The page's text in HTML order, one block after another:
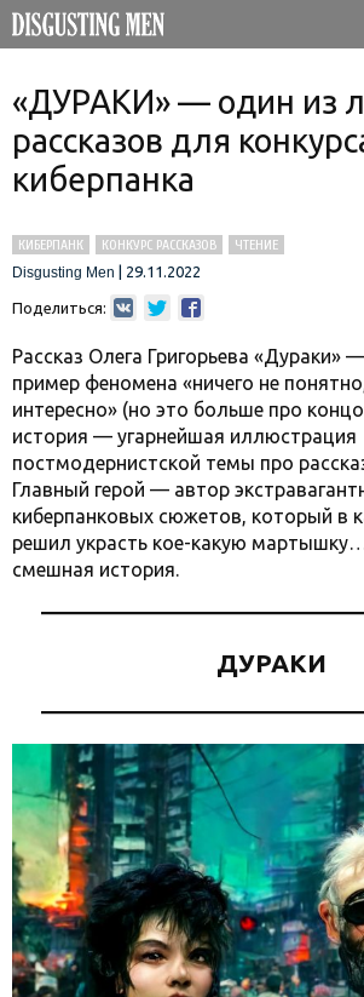
«ДУРАКИ» — один из
рассказов для
киберпанка
КИБЕРПАНК КОНКУРС РАССКАЗОВ
ЧТЕНИЕ
Disgusting Men
29.11.2022
Поделиться:
Рассказ Олега Григорьева «Дураки»
пример феномена «ничего не
интересно» (но это больше про
история — угарнейшая иллюстрация
постмодернистской темы про
Главный герой — автор
киберпанковых сюжетов, который в
решил украсть кое-какую
смешная история.
ДУРАКИ